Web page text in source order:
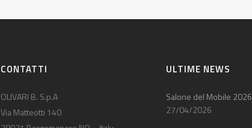
CONTATTI
OLIVARI B. S.p.A
Via Matteotti 140
ULTIME NEWS
Salone del Mobile 2026
27/04/2026